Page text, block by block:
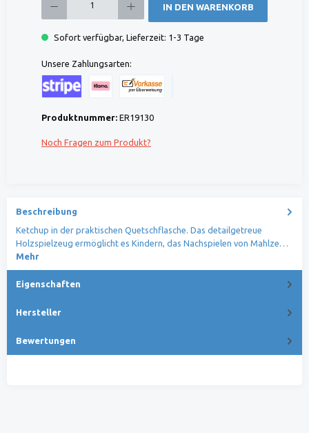
IN DEN WARENKORB
Sofort verfügbar, Lieferzeit: 1-3 Tage
Unsere Zahlungsarten:
Produktnummer: ER19130
Noch Fragen zum Produkt?
Beschreibung
Ketchup in der praktischen Quetschflasche. Das detailgetreue
Holzspielzeug ermöglicht es Kindern, das Nachspielen von Mahlze…
Mehr
Eigenschaften
Hersteller
Bewertungen